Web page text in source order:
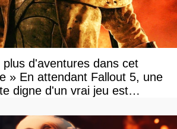
d'aventures dans cet
» En attendant Fallout 5, une
digne d'un vrai jeu est